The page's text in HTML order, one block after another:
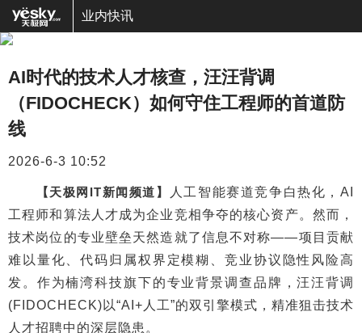
业内快讯
AI时代的技术人才核查，汪汪背调
（FIDOCHECK）如何守住工程师的首道防
线
2026-6-3 10:52
【天极网IT新闻频道】
人工智能赛道竞争白热化，AI
工程师和算法人才成为企业竞相争夺的核心资产。然而，
技术岗位的专业壁垒天然造就了信息不对称——项目贡献
难以量化、代码归属权界定模糊、竞业协议隐性风险高
发。作为楠湾科技旗下的专业背景调查品牌，汪汪背调
(FIDOCHECK)以“AI+人工”的双引擎模式，精准狙击技术
人才招聘中的深层隐患。